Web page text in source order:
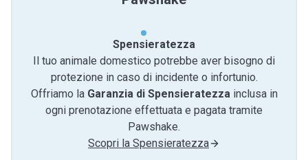
Spensieratezza
Il tuo animale domestico potrebbe aver bisogno di
protezione in caso di incidente o infortunio.
Offriamo la Garanzia di Spensieratezzainclusa in
ogni prenotazione effettuata e pagata tramite
Pawshake.
Scopri la Spensieratezza